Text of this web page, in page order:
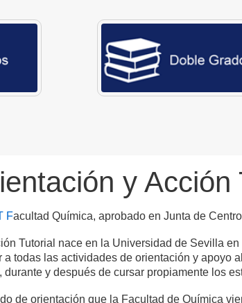
y Acción
Facultad Química, aprobado en Junta de
Tutorial nace en la Universidad de Sevilla
todas las actividades de orientación y apoyo
y después de cursar propiamente los
de orientación que la Facultad de Química